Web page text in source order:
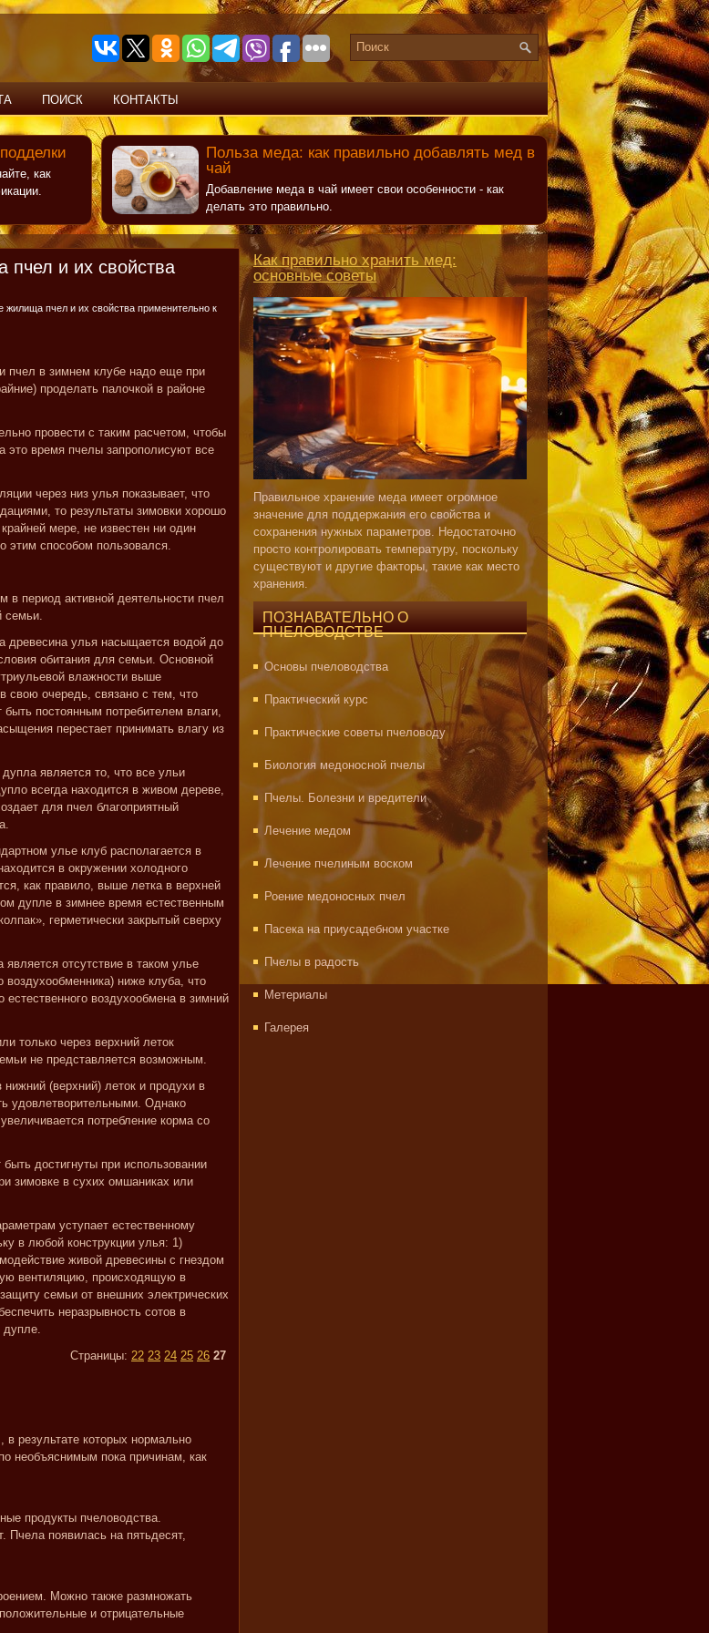
ПОИСК КОНТАКТЫ
как
Польза меда: как правильно добавлять мед в
чай
Добавление меда в чай имеет свои особенности - как
делать это правильно.
пчел и их свойства
жилища пчел и их свойства применительно к
пчел в зимнем клубе надо еще при
проделать палочкой в районе
провести с таким расчетом, чтобы
это время пчелы запрополисуют все
через низ улья показывает, что
то результаты зимовки хорошо
мере, не известен ни один
этим способом пользовался.
в период активной деятельности пчел
семьи.
древесина улья насыщается водой до
обитания для семьи. Основной
влажности выше
свою очередь, связано с тем, что
постоянным потребителем влаги,
перестает принимать влагу из
является то, что все ульи
всегда находится в живом дереве,
для пчел благоприятный
улье клуб располагается в
в окружении холодного
как правило, выше летка в верхней
дупле в зимнее время естественным
герметически закрытый сверху
отсутствие в таком улье
воздухообменника) ниже клуба, что
воздухообмена в зимний
только через верхний леток
не представляется возможным.
(верхний) леток и продухи в
удовлетворительными. Однако
потребление корма со
достигнуты при использовании
зимовке в сухих омшаниках или
уступает естественному
в любой конструкции улья: 1)
живой древесины с гнездом
вентиляцию, происходящую в
семьи от внешних электрических
неразрывность сотов в
дупле.
Страницы: 22 23 24 25 26 27
результате которых нормально
необъяснимым пока причинам, как
продукты пчеловодства.
Пчела появилась на пятьдесят,
Можно также размножать
и отрицательные
Как правильно хранить мед:
основные советы
Правильное хранение меда имеет огромное
значение для поддержания его свойства и
сохранения нужных параметров. Недостаточно
просто контролировать температуру, поскольку
существуют и другие факторы, такие как место
хранения.
ПОЗНАВАТЕЛЬНО О
ПЧЕЛОВОДСТВЕ
Основы пчеловодства
Практический курс
Практические советы пчеловоду
Биология медоносной пчелы
Пчелы. Болезни и вредители
Лечение медом
Лечение пчелиным воском
Роение медоносных пчел
Пасека на приусадебном участке
Пчелы в радость
Метериалы
Галерея